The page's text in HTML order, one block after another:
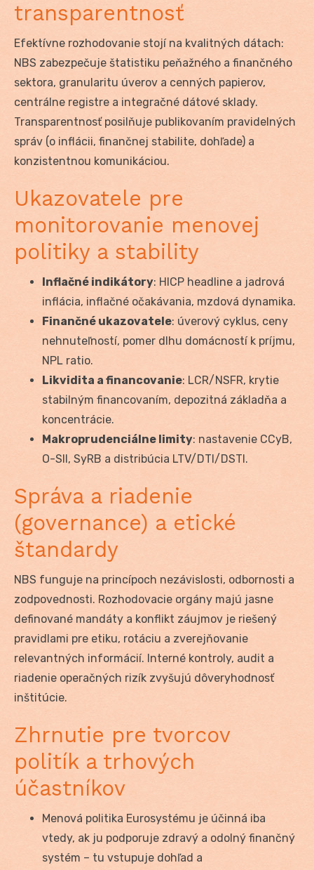
transparentnosť
Efektívne rozhodovanie stojí na kvalitných dátach:
NBS zabezpečuje štatistiku peňažného a finančného
sektora, granularitu úverov a cenných papierov,
centrálne registre a integračné dátové sklady.
Transparentnosť posilňuje publikovaním pravidelných
správ (o inflácii, finančnej stabilite, dohľade) a
konzistentnou komunikáciou.
Ukazovatele pre
monitorovanie menovej
politiky a stability
Inflačné indikátory: HICP headline a jadrová
inflácia, inflačné očakávania, mzdová dynamika.
Finančné ukazovatele: úverový cyklus, ceny
nehnuteľností, pomer dlhu domácností k príjmu,
NPL ratio.
Likvidita a financovanie: LCR/NSFR, krytie
stabilným financovaním, depozitná základňa a
koncentrácie.
Makroprudenciálne limity: nastavenie CCyB,
O-SII, SyRB a distribúcia LTV/DTI/DSTI.
Správa a riadenie
(governance) a etické
štandardy
NBS funguje na princípoch nezávislosti, odbornosti a
zodpovednosti. Rozhodovacie orgány majú jasne
definované mandáty a konflikt záujmov je riešený
pravidlami pre etiku, rotáciu a zverejňovanie
relevantných informácií. Interné kontroly, audit a
riadenie operačných rizík zvyšujú dôveryhodnosť
inštitúcie.
Zhrnutie pre tvorcov
politík a trhových
účastníkov
Menová politika Eurosystému je účinná iba
vtedy, ak ju podporuje zdravý a odolný finančný
systém – tu vstupuje dohľad a